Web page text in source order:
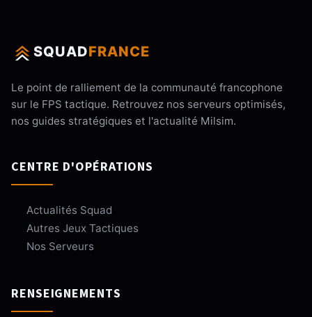
SQUADFRANCE
Le point de ralliement de la communauté francophone
sur le FPS tactique. Retrouvez nos serveurs optimisés,
nos guides stratégiques et l'actualité Milsim.
CENTRE D'OPÉRATIONS
Actualités Squad
Autres Jeux Tactiques
Nos Serveurs
RENSEIGNEMENTS